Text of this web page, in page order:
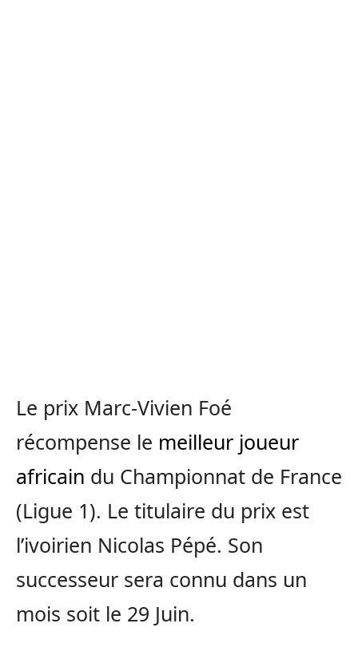
Le prix Marc-Vivien Foé
récompense le meilleur joueur
africain du Championnat de France
(Ligue 1). Le titulaire du prix est
l’ivoirien Nicolas Pépé. Son
successeur sera connu dans un
mois soit le 29 Juin.